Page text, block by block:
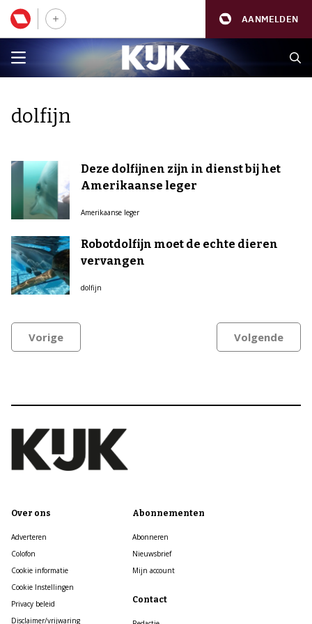
AANMELDEN
dolfijn
Deze dolfijnen zijn in dienst bij het
Amerikaanse leger
Amerikaanse leger
Robotdolfijn moet de echte dieren
vervangen
dolfijn
Vorige Volgende
Over ons
Adverteren
Colofon
Cookie informatie
Cookie Instellingen
Privacy beleid
Disclaimer/vrijwaring
Abonnementen
Abonneren
Nieuwsbrief
Mijn account
Contact